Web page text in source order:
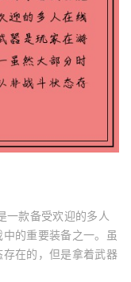
一款备受欢迎的多人
的重要装备之一。虽
在的，但是拿着武器